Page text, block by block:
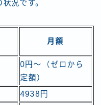
況です。
月額
0円〜（ゼロから
定額）
4938円